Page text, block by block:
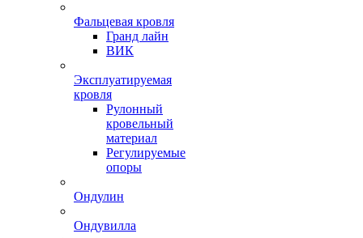
Фальцевая кровля
Гранд лайн
ВИК
Эксплуатируемая
кровля
Рулонный
кровельный
материал
Регулируемые
опоры
Ондулин
Ондувилла